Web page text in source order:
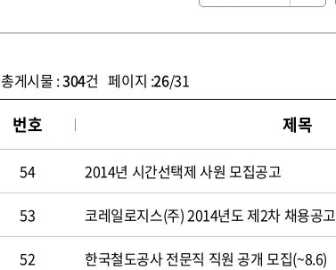
총게시물 :304건 페이지 :26/31
번호 제목
54 2014년 시간선택제 사원 모집공고
53 코레일로지스(주) 2014년도 제2차 채용공고
52 한국철도공사 전문직 직원 공개 모집(~8.6)